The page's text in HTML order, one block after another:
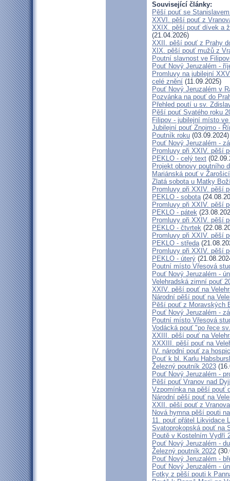
Související články:
Pěší pouť se
XXVI. pěší pouť z
XXIX. pěší pouť dívek a
(21.04.2026)
XXII. pěší pouť z Prahy
XIX. pěší pouť mužů z
Poutní slavnost ve
Pouť Nový Jeruzalém -
Promluvy na jubilejní
celé znění (11.09.2025)
Pouť Nový Jeruzalém v
Pozvánka na pouť do
Přehled poutí u sv.
Pěší pouť Svatého roku
Filipov - jubilejní místo
Jubilejní pouť Znojmo -
Poutník roku (03.09.2024)
Pouť Nový Jeruzalém -
Promluvy při XXIV. pěší
PEKLO - celý text
Projekt obnovy poutního
Mariánská pouť v
Zlatá sobota u Matky
Promluvy při XXIV. pěší
PEKLO - sobota
Promluvy při XXIV. pěší
PEKLO - pátek
Promluvy při XXIV. pěší
PEKLO - čtvrtek
Promluvy při XXIV. pěší
PEKLO - středa
Promluvy při XXIV. pěší
PEKLO - úterý
Poutní místo Vřesová
Pouť Nový Jeruzalém -
Velehradská zimní pouť
XXIV. pěší pouť na
Národní pěší pouť na
Pěší pouť z Moravských
Pouť Nový Jeruzalém -
Poutní místo Vřesová
Vodácká pouť "po řece
XXIII. pěší pouť na
XXXIII. pěší pouť na
IV. národní pouť za
Pouť k bl. Karlu
Železný poutník 2023
Pouť Nový Jeruzalém -
Pěší pouť Vranov nad
Vzpomínka na pěší pouť
Národní pěší pouť na
XXII. pěší pouť z
Nová hymna pěší pouti
11. pouť přátel Likvidace
Svatoprokopská pouť na
Poutě v Kostelním Vydří
Pouť Nový Jeruzalém -
Železný poutník 2022
Pouť Nový Jeruzalém -
Pouť Nový Jeruzalém -
Fotky z pěší pouti k